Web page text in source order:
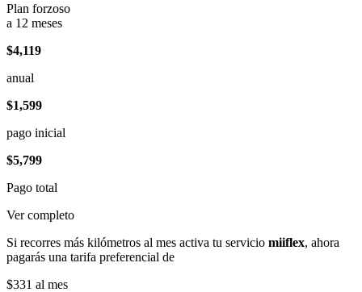
Plan forzoso
a 12 meses
$4,119
anual
$1,599
pago inicial
$5,799
Pago total
Ver completo
Si recorres más kilómetros al mes activa tu servicio miiflex, ahora
pagarás una tarifa preferencial de
$331 al mes